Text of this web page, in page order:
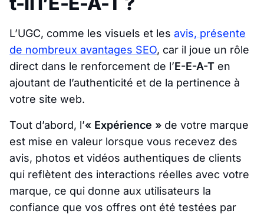
L’UGC, comme les visuels et les avis, présente
de nombreux avantages SEO, car il joue un rôle
direct dans le renforcement de l’E-E-A-T en
ajoutant de l’authenticité et de la pertinence à
votre site web.
Tout d’abord, l’« Expérience » de votre marque
est mise en valeur lorsque vous recevez des
avis, photos et vidéos authentiques de clients
qui reflètent des interactions réelles avec votre
marque, ce qui donne aux utilisateurs la
confiance que vos offres ont été testées par